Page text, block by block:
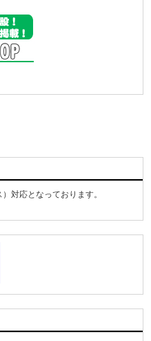
対応となっております。